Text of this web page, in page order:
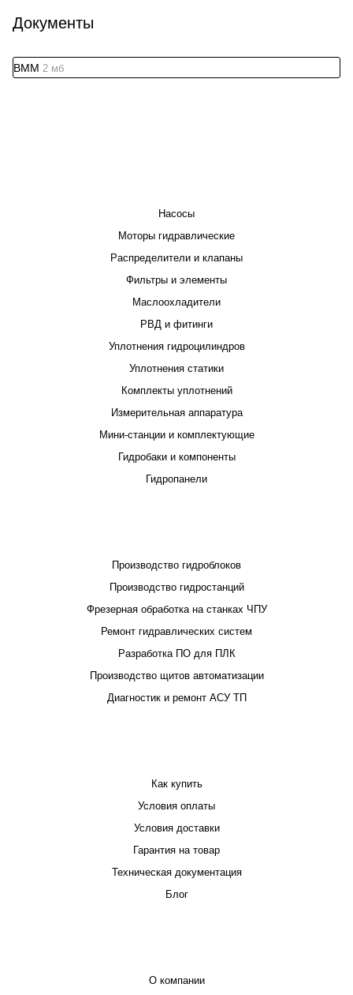
Документы
BMM 2 мб
Насосы
Моторы гидравлические
Распределители и клапаны
Фильтры и элементы
Маслоохладители
РВД и фитинги
Уплотнения гидроцилиндров
Уплотнения статики
Комплекты уплотнений
Измерительная аппаратура
Мини-станции и комплектующие
Гидробаки и компоненты
Гидропанели
Производство гидроблоков
Производство гидростанций
Фрезерная обработка на станках ЧПУ
Ремонт гидравлических систем
Разработка ПО для ПЛК
Производство щитов автоматизации
Диагностик и ремонт АСУ ТП
Как купить
Условия оплаты
Условия доставки
Гарантия на товар
Техническая документация
Блог
О компании